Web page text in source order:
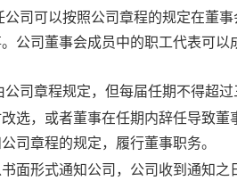
公司可以按照公司章程的规定在董
公司董事会成员中的职工代表可以
公司章程规定，但每届任期不得超
选，或者董事在任期内辞任导致
司章程的规定，履行董事职务。
面形式通知公司，公司收到通知